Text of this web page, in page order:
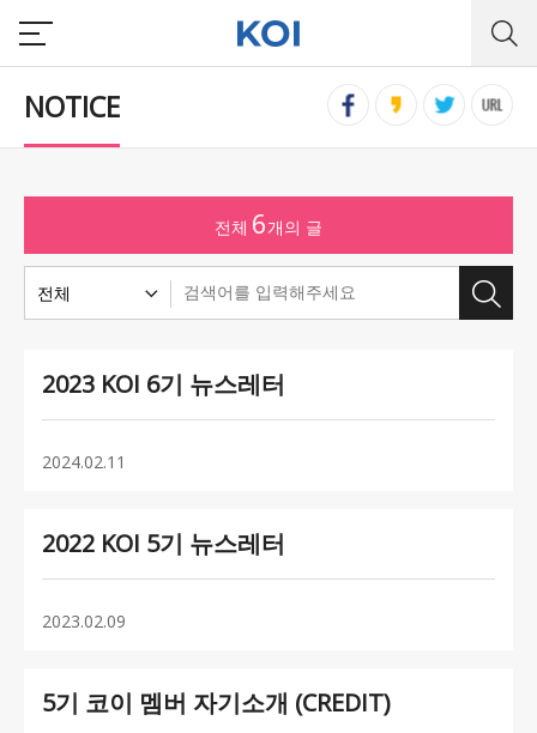
NOTICE
전체 6개의 글
전체
2023 KOI 6기 뉴스레터
2024.02.11
2022 KOI 5기 뉴스레터
2023.02.09
5기 코이 멤버 자기소개 (CREDIT)